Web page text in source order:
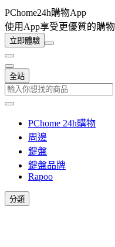
PChome24h購物App
使用App享受更優質的購
立即體驗
全站
PChome 24h購物
周邊
鍵盤
鍵盤品牌
Rapoo
分類